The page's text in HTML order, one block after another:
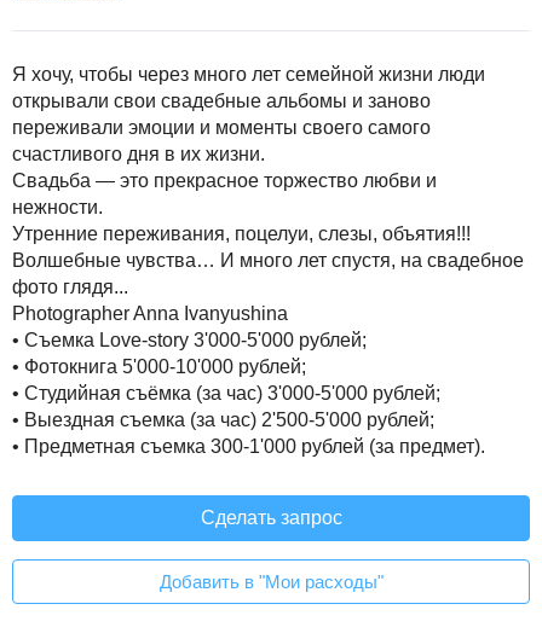
Я хочу, чтобы через много лет семейной жизни люди
открывали свои свадебные альбомы и заново
переживали эмоции и моменты своего самого
счастливого дня в их жизни.
Свадьба — это прекрасное торжество любви и
нежности.
Утренние переживания, поцелуи, слезы, объятия!!!
Волшебные чувства… И много лет спустя, на свадебное
фото глядя...
Photographer Anna Ivanyushina
• Съемка Love-story 3'000-5'000 рублей;
• Фотокнига 5'000-10'000 рублей;
• Студийная съёмка (за час) 3'000-5'000 рублей;
• Выездная съемка (за час) 2'500-5'000 рублей;
• Предметная съемка 300-1'000 рублей (за предмет).
Сделать запрос
Добавить в "Мои расходы"